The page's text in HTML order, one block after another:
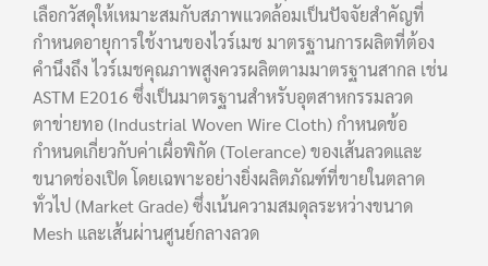
เลือกวัสดุให้เหมาะสมกับสภาพแวดล้อมเป็นปัจจัยสำคัญที่
กำหนดอายุการใช้งานของไวร์เมช มาตรฐานการผลิตที่ต้อง
คำนึงถึง ไวร์เมชคุณภาพสูงควรผลิตตามมาตรฐานสากล เช่น
ASTM E2016 ซึ่งเป็นมาตรฐานสำหรับอุตสาหกรรมลวด
ตาข่ายทอ (Industrial Woven Wire Cloth) กำหนดข้อ
กำหนดเกี่ยวกับค่าเผื่อพิกัด (Tolerance) ของเส้นลวดและ
ขนาดช่องเปิด โดยเฉพาะอย่างยิ่งผลิตภัณฑ์ที่ขายในตลาด
ทั่วไป (Market Grade) ซึ่งเน้นความสมดุลระหว่างขนาด
Mesh และเส้นผ่านศูนย์กลางลวด